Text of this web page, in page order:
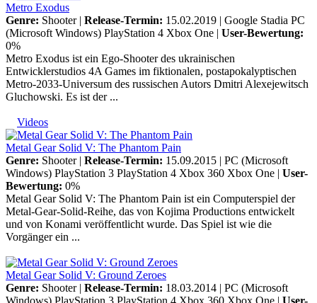
Metro Exodus
Genre: Shooter | Release-Termin: 15.02.2019 | Google Stadia PC
(Microsoft Windows) PlayStation 4 Xbox One | User-Bewertung:
0%
Metro Exodus ist ein Ego-Shooter des ukrainischen
Entwicklerstudios 4A Games im fiktionalen, postapokalyptischen
Metro-2033-Universum des russischen Autors Dmitri Alexejewitsch
Gluchowski. Es ist der ...
Videos
Metal Gear Solid V: The Phantom Pain
Genre: Shooter | Release-Termin: 15.09.2015 | PC (Microsoft
Windows) PlayStation 3 PlayStation 4 Xbox 360 Xbox One | User-
Bewertung: 0%
Metal Gear Solid V: The Phantom Pain ist ein Computerspiel der
Metal-Gear-Solid-Reihe, das von Kojima Productions entwickelt
und von Konami veröffentlicht wurde. Das Spiel ist wie die
Vorgänger ein ...
Metal Gear Solid V: Ground Zeroes
Genre: Shooter | Release-Termin: 18.03.2014 | PC (Microsoft
Windows) PlayStation 3 PlayStation 4 Xbox 360 Xbox One | User-